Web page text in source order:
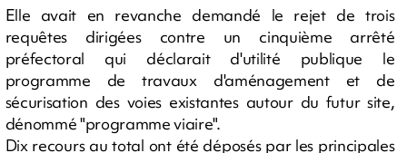
Elle avait en revanche demandé le rejet de trois
requêtes dirigées contre un cinquième arrêté
préfectoral qui déclarait d'utilité publique le
programme de travaux d'aménagement et de
sécurisation des voies existantes autour du futur site,
dénommé "programme viaire".
Dix recours au total ont été déposés par les principales